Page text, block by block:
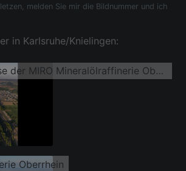
melden Sie mir die Bildnummer und ich
in Karlsruhe/Knielingen:
Güterbahngleise der MIRO Mineralölraffinerie Oberrhein
Oberrhein